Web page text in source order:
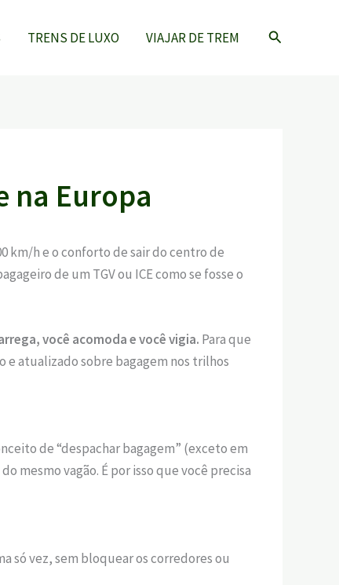
TRENS DE LUXO VIAJAR DE TREM Pesquisar
na Europa
km/h e o conforto de sair do centro de
de um TGV ou ICE como se fosse o
você acomoda e você vigia. Para que
e atualizado sobre bagagem nos trilhos
de “despachar bagagem” (exceto em
mesmo vagão. É por isso que você precisa
só vez, sem bloquear os corredores ou